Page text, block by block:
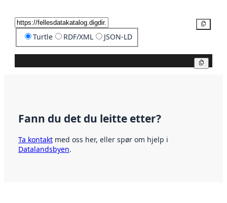
Turtle RDF/XML JSON-LD
Fann du det du leitte etter?
Ta kontakt med oss her, eller spør om hjelp i
Datalandsbyen.